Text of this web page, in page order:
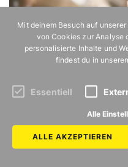
Mit deinem Besuch auf
von Cookies zur Analyse
personalisierte Inhalte und
findest du in unseren
Essentiell
Alle
ALLE AKZEPTIEREN